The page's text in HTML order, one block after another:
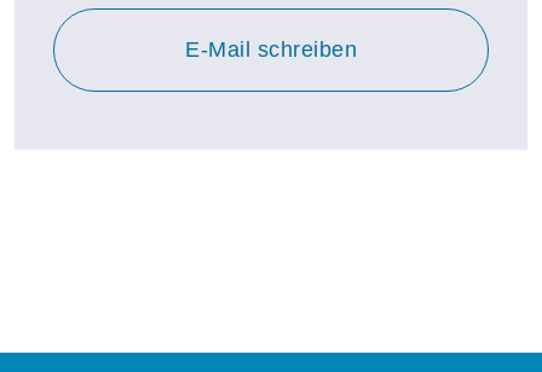
E-Mail schreiben